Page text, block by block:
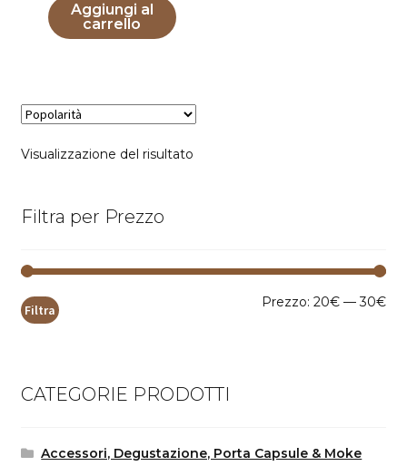
Aggiungi al
carrello
Visualizzazione del risultato
Filtra per Prezzo
Filtra Prezzo:20€ —30€
CATEGORIE PRODOTTI
Accessori, Degustazione, Porta Capsule & Moke